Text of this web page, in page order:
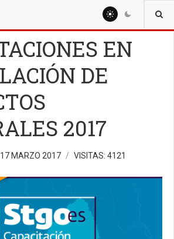
EN
DE
2017
17 MARZO 2017 VISITAS: 4121